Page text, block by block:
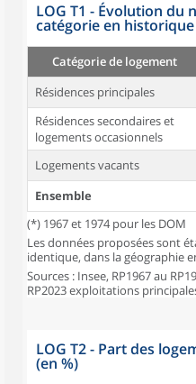
LOG T1 - Évolution du
catégorie en
Catégorie de logement
Résidences principales
Résidences secondaires et
logements occasionnels
Logements vacants
Ensemble
(*) 1967 et 1974 pour les DOM
Les données proposées sont
identique, dans la géographie
Sources : Insee, RP1967 au
RP2023 exploitations
LOG T2 - Part des
(en %)